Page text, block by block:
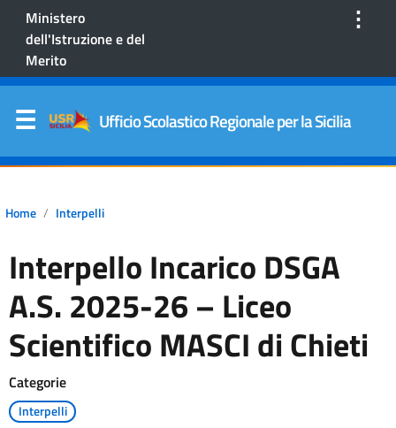
Ministero
dell'Istruzione e del
Merito
⋮
Ufficio Scolastico Regionale per la Sicilia
Home Interpelli
Interpello Incarico DSGA
A.S. 2025-26 – Liceo
Scientifico MASCI di Chieti
Categorie
Interpelli